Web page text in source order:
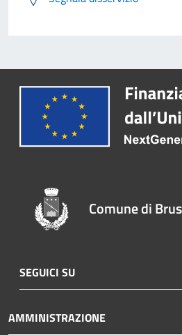
Comune di
SEGUICI SU
AMMINISTRAZIONE